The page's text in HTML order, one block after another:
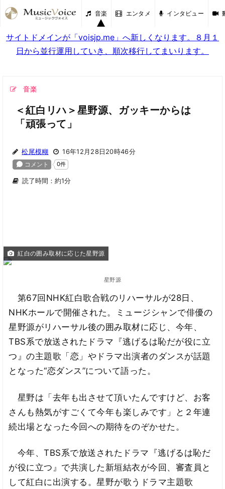
音楽 エンタメ インタビュー
サイトドメインが「voisjp.me」へ新しくなります。８月１
日から並行運用していき、順次移行してまいります。
音楽
＜紅白リハ＞星野源、ガッキーからは
「頑張って」
松尾模糊 16年12月28日20時46分
読了時間：約1分
紅白の囲み取材に応じた星野源
星野源
第67回NHK紅白歌合戦のリハーサルが28日、
NHKホールで開催された。ミュージシャンで俳優の
星野源がリハーサル後の囲み取材に応じ、今年、
TBS系で放送されたドラマ『逃げるは恥だが役に立
つ』の主題歌「恋」やドラマ出演者のダンスが話題
となった“恋ダンス”について語った。
星野は「去年も出させて頂いたんですけど、お客
さんも熱気がすごくて今年も楽しみです」と２年連
続出場となった今回への期待をのぞかせた。
今年、TBS系で放送されたドラマ『逃げるは恥だ
が役に立つ』で共演した新垣結衣が今回、審査員と
して紅白に出演する。星野が歌うドラマ主題歌